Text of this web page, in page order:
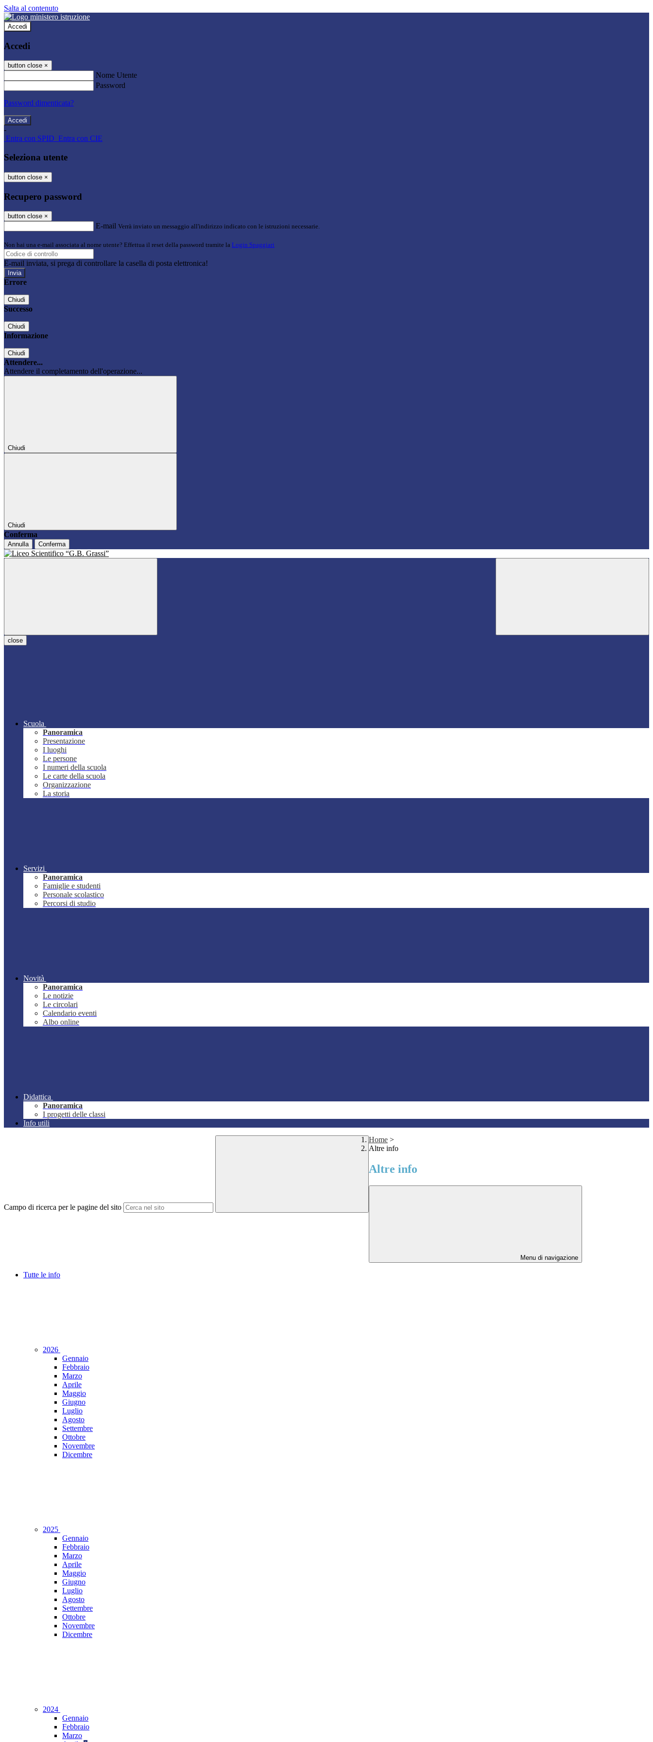
Salta al contenuto
Accedi
Accedi
button close ×
Nome Utente
Password
Password dimenticata?
-
Entra con SPID Entra con CIE
Seleziona utente
button close ×
Recupero password
button close ×
E-mail Verrà inviato un messaggio all'indirizzo indicato con le istruzioni necessarie.
Non hai una e-mail associata al nome utente? Effettua il reset della password tramite la Login Spaggiari
E-mail inviata, si prega di controllare la casella di posta elettronica!
Errore
Chiudi
Successo
Chiudi
Informazione
Chiudi
Attendere...
Attendere il completamento dell'operazione...
Chiudi
Chiudi
Conferma
Annulla Conferma
close
Scuola
Panoramica
Presentazione
I luoghi
Le persone
I numeri della scuola
Le carte della scuola
Organizzazione
La storia
Servizi
Panoramica
Famiglie e studenti
Personale scolastico
Percorsi di studio
Novità
Panoramica
Le notizie
Le circolari
Calendario eventi
Albo online
Didattica
Panoramica
I progetti delle classi
Info utili
Campo di ricerca per le pagine del sito
Home >
Altre info
Altre info
Menu di navigazione
Tutte le info
2026
Gennaio
Febbraio
Marzo
Aprile
Maggio
Giugno
Luglio
Agosto
Settembre
Ottobre
Novembre
Dicembre
2025
Gennaio
Febbraio
Marzo
Aprile
Maggio
Giugno
Luglio
Agosto
Settembre
Ottobre
Novembre
Dicembre
2024
Gennaio
Febbraio
Marzo